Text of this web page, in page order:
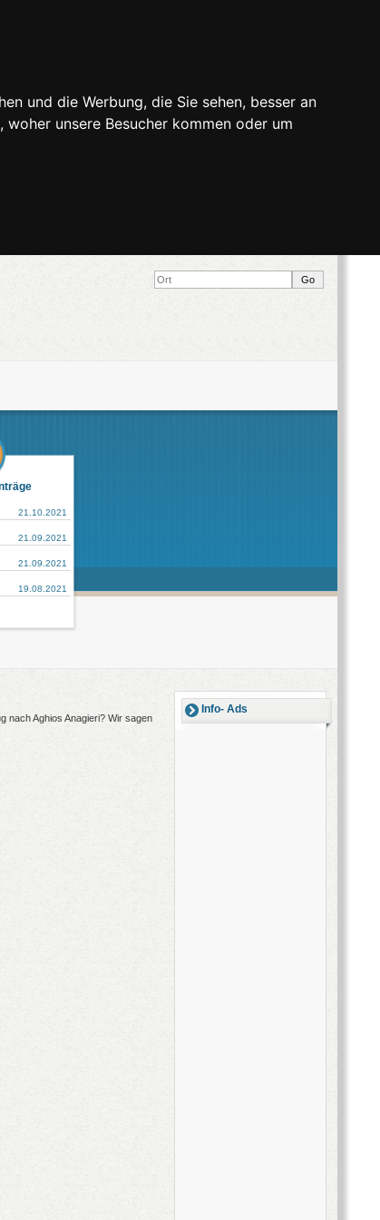
und die Werbung, die Sie sehen, besser an
unsere Besucher kommen oder um
21.10.2021
21.09.2021
21.09.2021
19.08.2021
Info- Ads
nach Aghios Anagieri? Wir sagen